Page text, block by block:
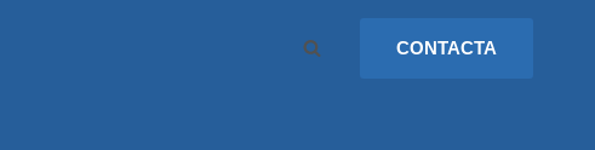
CONTACTA